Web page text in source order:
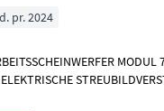
pr. 2024